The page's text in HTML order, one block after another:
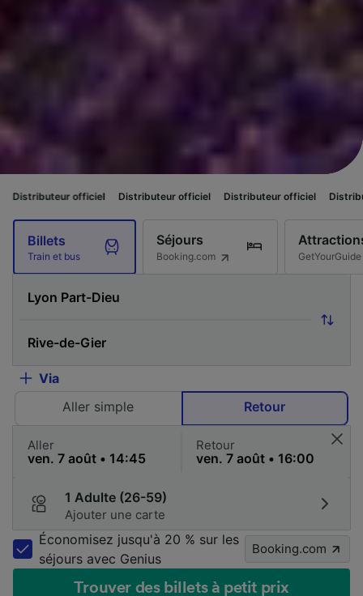
officiel Distributeur officiel Distributeur officiel Distributeur officiel
Billets
Train et bus
Séjours
Booking.com GetYourGuide
Via
Aller simple
Retour
Aller Retour
1 Adulte (26-59)
Ajouter une carte
Économisez jusqu'à 20 % sur les
séjours avec Genius
Booking.com
Trouver des billets à petit prix